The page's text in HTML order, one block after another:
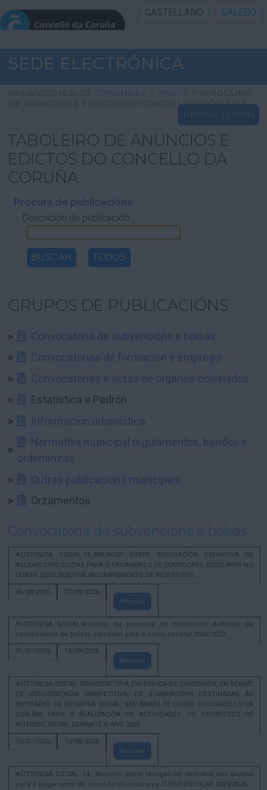
CASTELLANO GALEGO
INICIO SEDE
INICIO
INFORMACIÓN PÚBLICA
CARTAFOL CIDADÁN
AXUDA
SEDE ELECTRÓNICA
08/08/2026 16:39:02 CORUNA.ES > INICIO > TABOLEIRO
DE ANUNCIOS E EDICTOS DO CONCELLO DA CORUÑA
INICIAR SESIÓN
TABOLEIRO DE ANUNCIOS E
EDICTOS DO CONCELLO DA
CORUÑA
Procura de publicacións
Descrición de publicación
GRUPOS DE PUBLICACIÓNS
Convocatoria de subvencións e bolsas
Convocatorias de formación e emprego
Convocatorias e actas de órganos colexiados
Estatística e Padrón
Información urbanística
Normativa municipal:regulamentos, bandos e
ordenanzas
Outras publicacións municipais
Orzamentos
Convocatoria de subvencións e bolsas
ASISTENCIA SOCIAL.15_ANUNCIO SOBRE REVOGACIÓN DEFINITIVA DE
AXUDAS CONCEDIDAS PARA O PAGAMENTO DE COMEDORES ESCOLARES NO
CURSO 2025/2026 POR INCUMPRIMENTO DE REQUISITOS
06/08/2026
07/09/2026
Amosar
ASISTENCIA SOCIAL.Anuncio da proposta de resolución definitiva dá
convocatoria de bolsas comedor para o curso escolar 2026/2027.
31/07/2026
14/08/2026
Amosar
ASISTENCIA SOCIAL CONVOCATORIA ESPECÍFICA DE CONCESIÓN, EN RÉXIME
DE CONCORRENCIA COMPETITIVA, DE SUBVENCIÓNS DESTINADAS ÁS
ENTIDADES DE INICIATIVA SOCIAL, SEN ÁNIMO DE LUCRO, DO CONCELLO DA
CORUÑA PARA A REALIZACIÓN DE ACTIVIDADES OU PROXECTOS DE
INTERESE SOCIAL DURANTE O ANO 2026
10/07/2026
10/08/2026
Amosar
ASISTENCIA SOCIAL. 14_ Anuncio sobre revogación definitiva das axudas
para o pagamento de comedores escolares CURSO ESCOLAR 2025/2026